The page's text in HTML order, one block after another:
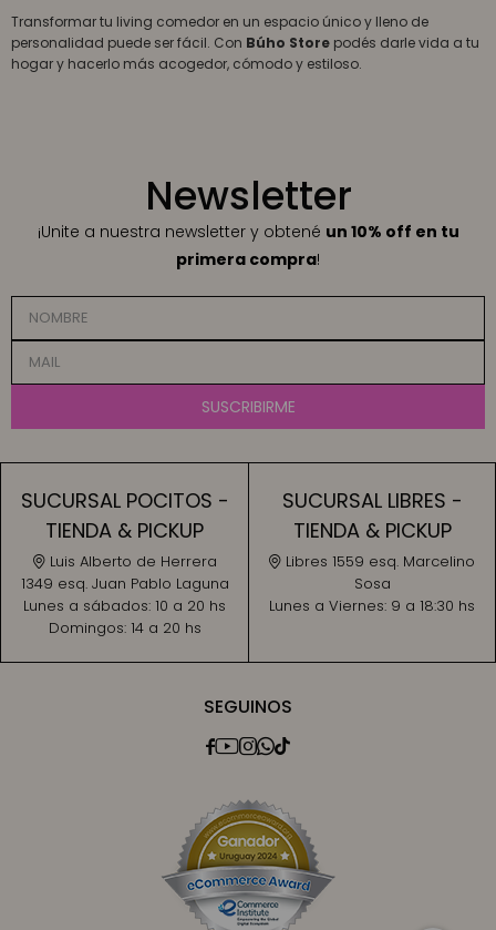
Transformar tu living comedor en un espacio único y lleno de
personalidad puede ser fácil. Con Búho Store podés darle vida a tu
hogar y hacerlo más acogedor, cómodo y estiloso.
SEGUINOS

Newsletter
¡Unite a nuestra newsletter y obtené un 10% off en tu
primera compra!
SUSCRIBIRME
SUCURSAL POCITOS -
TIENDA & PICKUP
Luis Alberto de Herrera
1349 esq. Juan Pablo Laguna
Lunes a sábados: 10 a 20 hs
Domingos: 14 a 20 hs
SUCURSAL LIBRES -
TIENDA & PICKUP
Libres 1559 esq. Marcelino
Sosa
Lunes a Viernes: 9 a 18:30 hs